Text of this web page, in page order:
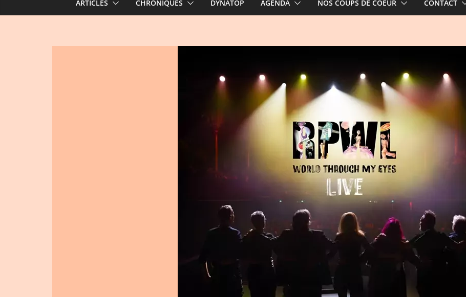
ARTICLES CHRONIQUES DYNATOP AGENDA NOS COUPS DE COEUR CONTACT